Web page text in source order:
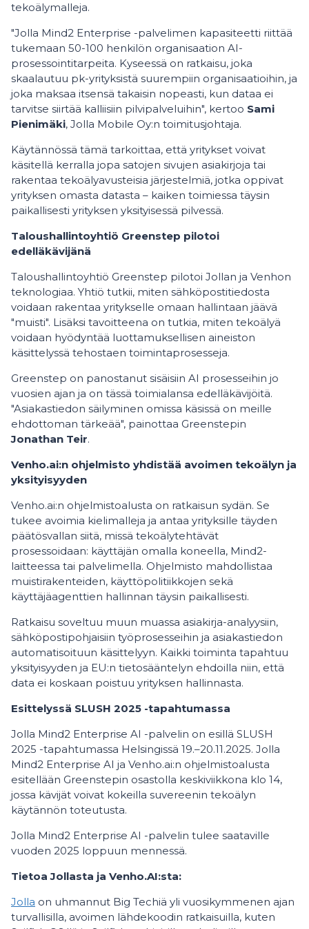
tekoälymalleja.
"Jolla Mind2 Enterprise -palvelimen kapasiteetti riittää
tukemaan 50-100 henkilön organisaation AI-
prosessointitarpeita. Kyseessä on ratkaisu, joka
skaalautuu pk-yrityksistä suurempiin organisaatioihin, ja
joka maksaa itsensä takaisin nopeasti, kun dataa ei
tarvitse siirtää kalliisiin pilvipalveluihin", kertoo Sami
Pienimäki, Jolla Mobile Oy:n toimitusjohtaja.
Käytännössä tämä tarkoittaa, että yritykset voivat
käsitellä kerralla jopa satojen sivujen asiakirjoja tai
rakentaa tekoälyavusteisia järjestelmiä, jotka oppivat
yrityksen omasta datasta – kaiken toimiessa täysin
paikallisesti yrityksen yksityisessä pilvessä.
Taloushallintoyhtiö Greenstep pilotoi
edelläkävijänä
Taloushallintoyhtiö Greenstep pilotoi Jollan ja Venhon
teknologiaa. Yhtiö tutkii, miten sähköpostitiedosta
voidaan rakentaa yritykselle omaan hallintaan jäävä
"muisti". Lisäksi tavoitteena on tutkia, miten tekoälyä
voidaan hyödyntää luottamuksellisen aineiston
käsittelyssä tehostaen toimintaprosesseja.
Greenstep on panostanut sisäisiin AI prosesseihin jo
vuosien ajan ja on tässä toimialansa edelläkävijöitä.
"Asiakastiedon säilyminen omissa käsissä on meille
ehdottoman tärkeää", painottaa Greenstepin
Jonathan Teir.
Venho.ai:n ohjelmisto yhdistää avoimen tekoälyn ja
yksityisyyden
Venho.ai:n ohjelmistoalusta on ratkaisun sydän. Se
tukee avoimia kielimalleja ja antaa yrityksille täyden
päätösvallan siitä, missä tekoälytehtävät
prosessoidaan: käyttäjän omalla koneella, Mind2-
laitteessa tai palvelimella. Ohjelmisto mahdollistaa
muistirakenteiden, käyttöpolitiikkojen sekä
käyttäjäagenttien hallinnan täysin paikallisesti.
Ratkaisu soveltuu muun muassa asiakirja-analyysiin,
sähköpostipohjaisiin työprosesseihin ja asiakastiedon
automatisoituun käsittelyyn. Kaikki toiminta tapahtuu
yksityisyyden ja EU:n tietosääntelyn ehdoilla niin, että
data ei koskaan poistuu yrityksen hallinnasta.
Esittelyssä SLUSH 2025 -tapahtumassa
Jolla Mind2 Enterprise AI -palvelin on esillä SLUSH
2025 -tapahtumassa Helsingissä 19.–20.11.2025. Jolla
Mind2 Enterprise AI ja Venho.ai:n ohjelmistoalusta
esitellään Greenstepin osastolla keskiviikkona klo 14,
jossa kävijät voivat kokeilla suvereenin tekoälyn
käytännön toteutusta.
Jolla Mind2 Enterprise AI -palvelin tulee saataville
vuoden 2025 loppuun mennessä.
Tietoa Jollasta ja Venho.AI:sta:
Jolla on uhmannut Big Techiä yli vuosikymmenen ajan
turvallisilla, avoimen lähdekoodin ratkaisuilla, kuten